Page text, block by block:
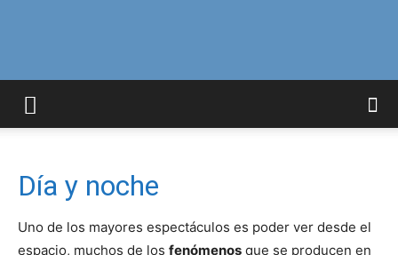
Curiosidades
del
Día y noche
Uno de los mayores espectáculos es poder ver desde el
espacio, muchos de los fenómenos que se producen en